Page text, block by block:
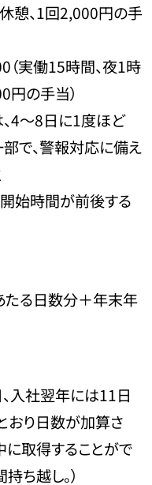
憩、1回2,000円の手
実働15時間、夜1時
円の手当）
4～8日に1度ほど
で、警報対応に備え
始時間が前後する
る日数分＋年末年
入社翌年には11日
おり日数が加算さ
に取得することがで
ち越し。）